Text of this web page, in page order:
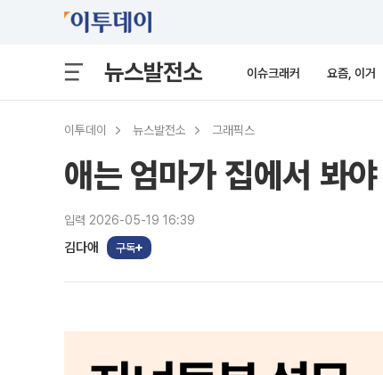
뉴스발전소 이슈크래커 요즘, 이거
이투데이 뉴스발전소 그래픽스
애는 엄마가 집에서 봐
입력 2026-05-19 16:39
김다애 구독